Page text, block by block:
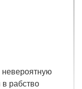
невероятную
рабство